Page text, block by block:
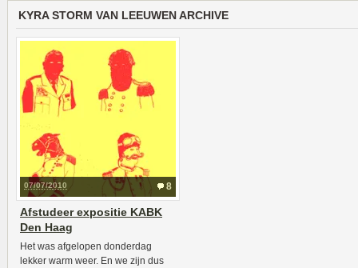
KYRA STORM VAN LEEUWEN ARCHIVE
8
07/07/2010
Afstudeer expositie KABK
Den Haag
Het was afgelopen donderdag
lekker warm weer. En we zijn dus